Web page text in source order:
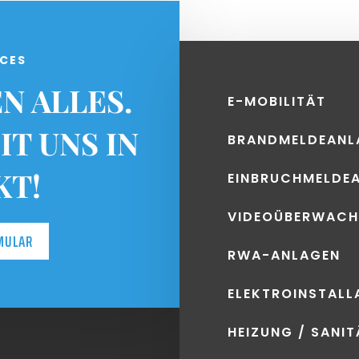
ALLES.
UNS IN
E-MOBILITÄT
RWA-ANLAGEN
HEIZUNG /